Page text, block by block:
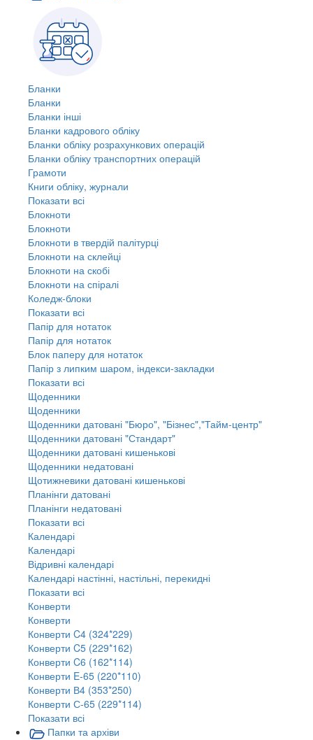
Бланки
Бланки
Бланки інші
Бланки кадрового обліку
Бланки обліку розрахункових операцій
Бланки обліку транспортних операцій
Грамоти
Книги обліку, журнали
Показати всі
Блокноти
Блокноти
Блокноти в твердій палітурці
Блокноти на склейці
Блокноти на скобі
Блокноти на спіралі
Коледж-блоки
Показати всі
Папір для нотаток
Папір для нотаток
Блок паперу для нотаток
Папір з липким шаром, індекси-закладки
Показати всі
Щоденники
Щоденники
Щоденники датовані "Бюро", "Бізнес","Тайм-центр"
Щоденники датовані "Стандарт"
Щоденники датовані кишенькові
Щоденники недатовані
Щотижневики датовані кишенькові
Планінги датовані
Планінги недатовані
Показати всі
Календарі
Календарі
Відривні календарі
Календарі настінні, настільні, перекидні
Показати всі
Конверти
Конверти
Конверти C4 (324*229)
Конверти C5 (229*162)
Конверти C6 (162*114)
Конверти E-65 (220*110)
Конверти В4 (353*250)
Конверти С-65 (229*114)
Показати всі
Папки та архіви